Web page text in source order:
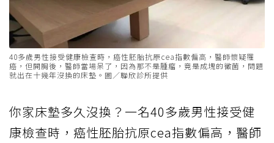
40多歲男性接受健康檢查時，癌性胚胎抗原cea指數偏高，醫師懷疑罹
癌，但開胸後，醫師當場呆了，因為那不是腫瘤，竟是成塊的黴菌，問題
就出在十幾年沒換的床墊。圖／聯欣診所提供
你家床墊多久沒換？一名40多歲男性接受健
康檢查時，癌性胚胎抗原cea指數偏高，醫師